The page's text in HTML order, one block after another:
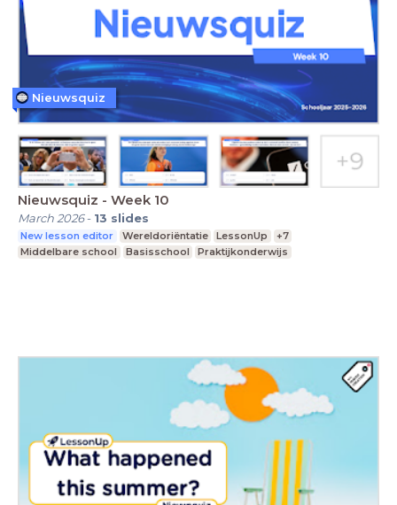
Nieuwsquiz - Week 10
March 2026- 13 slides
New lesson editor Wereldoriëntatie LessonUp
+7
Middelbare school
Basisschool Praktijkonderwijs
Nieuwsquiz